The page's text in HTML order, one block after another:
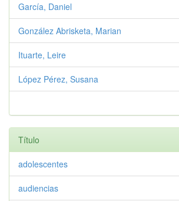
García, Daniel
González Abrisketa, Marian
Ituarte, Leire
López Pérez, Susana
Título
adolescentes
audiencias